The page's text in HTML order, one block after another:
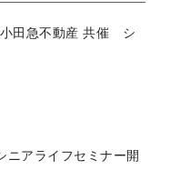
小田急不動産 共催 シ
ニアライフセミナー開